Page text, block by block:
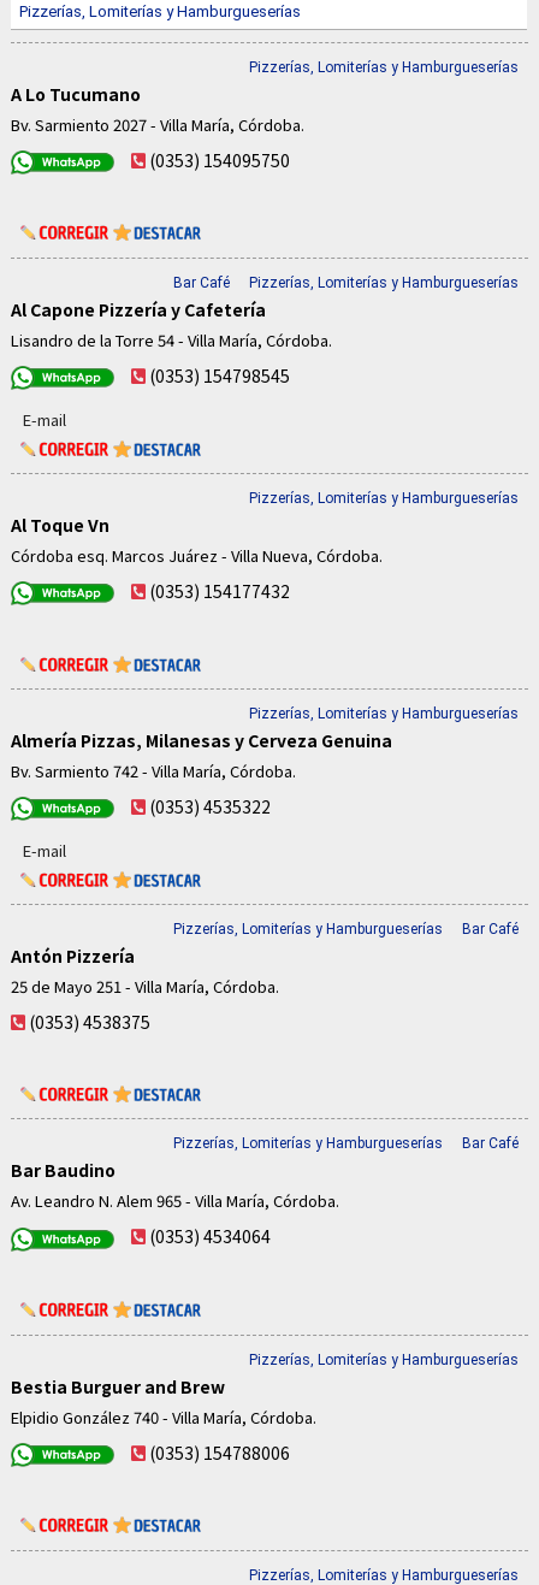
Pizzerías, Lomiterías y Hamburgueserías
Pizzerías, Lomiterías y Hamburgueserías
A Lo Tucumano
Bv. Sarmiento 2027 - Villa María, Córdoba.
(0353) 154095750
Bar Café Pizzerías, Lomiterías y Hamburgueserías
Al Capone Pizzería y Cafetería
Lisandro de la Torre 54 - Villa María, Córdoba.
(0353) 154798545
E-mail
Pizzerías, Lomiterías y Hamburgueserías
Al Toque Vn
Córdoba esq. Marcos Juárez - Villa Nueva, Córdoba.
(0353) 154177432
Pizzerías, Lomiterías y Hamburgueserías
Almería Pizzas, Milanesas y Cerveza Genuina
Bv. Sarmiento 742 - Villa María, Córdoba.
(0353) 4535322
E-mail
Pizzerías, Lomiterías y Hamburgueserías Bar Café
Antón Pizzería
25 de Mayo 251 - Villa María, Córdoba.
(0353) 4538375
Pizzerías, Lomiterías y Hamburgueserías Bar Café
Bar Baudino
Av. Leandro N. Alem 965 - Villa María, Córdoba.
(0353) 4534064
Pizzerías, Lomiterías y Hamburgueserías
Bestia Burguer and Brew
Elpidio González 740 - Villa María, Córdoba.
(0353) 154788006
Pizzerías, Lomiterías y Hamburgueserías